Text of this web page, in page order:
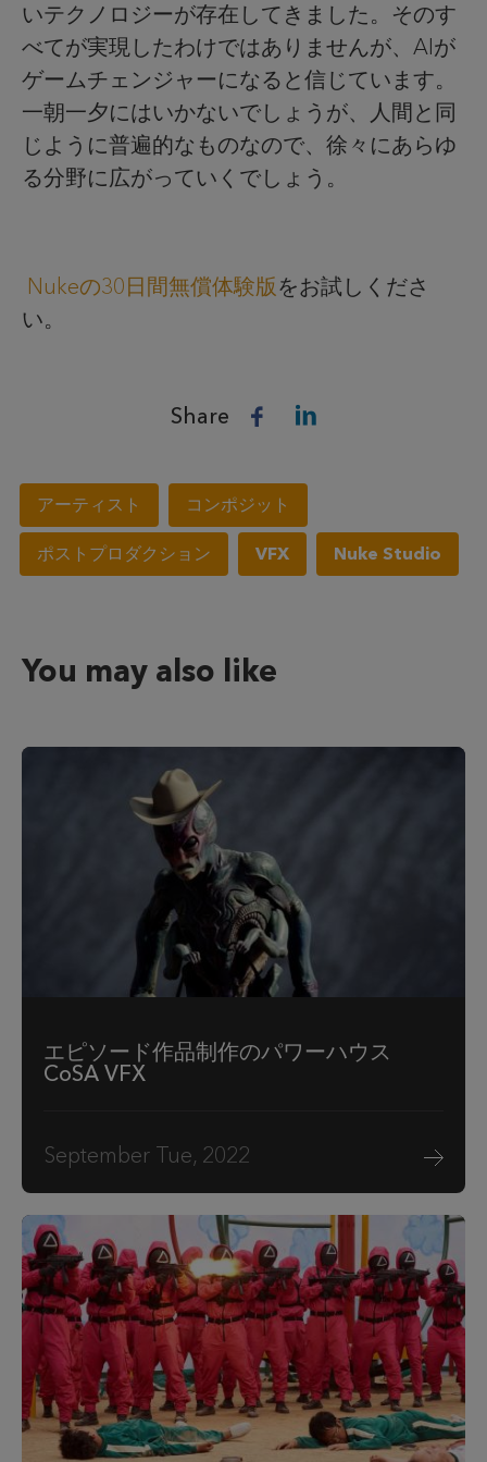
いテクノロジーが存在してきました。そのす
べてが実現したわけではありませんが、AIが
ゲームチェンジャーになると信じています。
一朝一夕にはいかないでしょうが、人間と同
じように普遍的なものなので、徐々にあらゆ
る分野に広がっていくでしょう。
Nukeの30日間無償体験版をお試しくださ
い。
Share
アーティスト コンポジット
ポストプロダクション VFX Nuke Studio
You may also like
エピソード作品制作のパワーハウス
CoSA VFX
September Tue, 2022